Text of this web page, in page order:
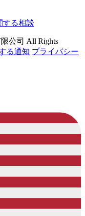
する相談
公司 All Rights
る通知 プライバシー